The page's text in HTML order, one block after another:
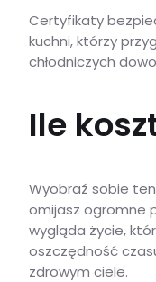
Certyfikaty
kuchni, którzy
chłodniczych
Ile
Wyobraź sobie
omijasz ogromne
wygląda życie,
oszczędność
zdrowym ciele.